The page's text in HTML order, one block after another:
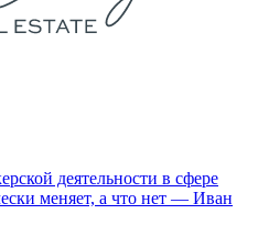
деятельности в сфере
меняет, а что нет — Иван